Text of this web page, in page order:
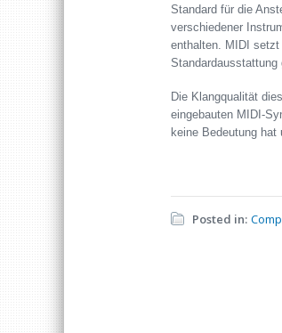
Standard für die
verschiedener
enthalten. MIDI
Standardausstattung
Die Klangqualität
eingebauten MIDI-
keine Bedeutung hat
Posted in: